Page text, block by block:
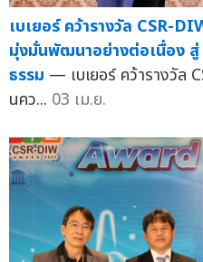
เบเยอร์ คว้ารางวัล CSR-
มุ่งมั่นพัฒนาอย่างต่อเนื่อง
ธรรม — เบเยอร์ คว้ารางวัล
นคว... 03 เม.ย.